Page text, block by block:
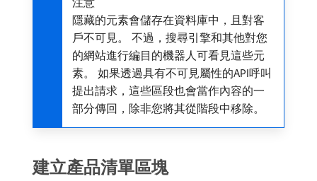
隱藏的元素會儲存在資料庫中，且對客
戶不可見。 不過，搜尋引擎和其他對您
的網站進行編目的機器人可看見這些元
素。 如果透過具有不可見屬性的API呼叫
提出請求，這些區段也會當作內容的一
部分傳回，除非您將其從階段中移除。
建立產品清單區塊